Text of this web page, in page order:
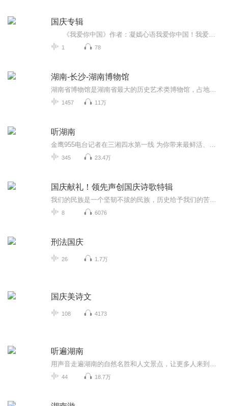
国庆专辑
1 78
湖南-长沙-湖南博物馆
1457 11万
听湖南
345 23.4万
国庆献礼！领先声创国庆诗歌特辑
8 6076
刑法国庆
26 1.7万
国庆美诗文
108 4173
听遍湖南
44 18.7万